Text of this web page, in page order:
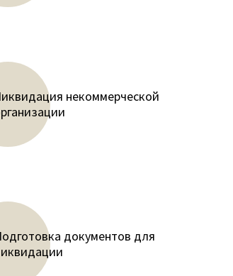
некоммерческой
документов для